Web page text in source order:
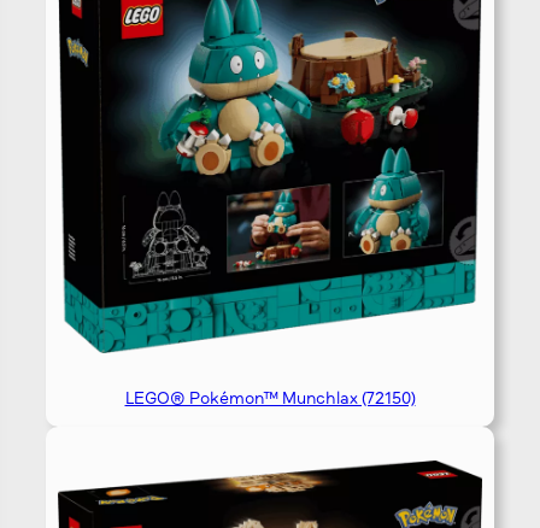
LEGO® Pokémon™ Munchlax (72150)